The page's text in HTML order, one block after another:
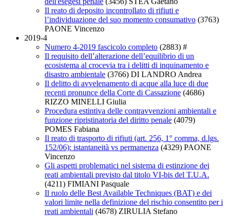
Il reato di deposito incontrollato di rifiuti e
l’individuazione del suo momento consumativo (3763)
PAONE Vincenzo
2019-4
Numero 4-2019 fascicolo completo (2883) #
Il requisito dell’alterazione dell’equilibrio di un
ecosistema al crocevia tra i delitti di inquinamento e
disastro ambientale (3766) DI LANDRO Andrea
Il delitto di avvelenamento di acque alla luce di due
recenti pronunce della Corte di Cassazione (4686)
RIZZO MINELLI Giulia
Procedura estintiva delle contravvenzioni ambientali e
funzione ripristinatoria del diritto penale (4079)
POMES Fabiana
Il reato di trasporto di rifiuti (art. 256, 1° comma, d.lgs.
152/06): istantaneità vs permanenza (4329) PAONE
Vincenzo
Gli aspetti problematici nel sistema di estinzione dei
reati ambientali previsto dal titolo VI-bis del T.U.A.
(4211) FIMIANI Pasquale
Il ruolo delle Best Available Techniques (BAT) e dei
valori limite nella definizione del rischio consentito per i
reati ambientali (4678) ZIRULIA Stefano